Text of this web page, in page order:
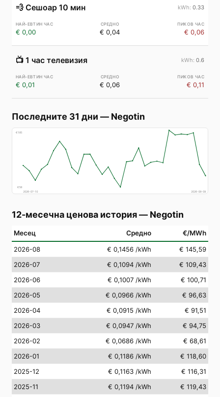
💨 Сешоар 10 мин 0.33
€ 0,00 € 0,04 € 0,06
📺 1 час телевизия 0.6
€ 0,01 € 0,06 € 0,11
Последните 31 дни — Negotin
€185
€58
2026-07-10
2026-08-09
12-месечна ценова история— Negotin
Месец Средно €/MWh
2026-08 € 0,1456 /kWh
€ 145,59
2026-07
€ 0,1094 /kWh
€ 109,43
2026-06
€ 0,1007 /kWh
€ 100,71
2026-05
€ 0,0966 /kWh
€ 96,63
2026-04
€ 0,0915 /kWh
€ 91,51
2026-03
€ 0,0947 /kWh
€ 94,75
2026-02
€ 0,0686 /kWh
€ 68,61
2026-01
€ 0,1186 /kWh
€ 118,60
2025-12
€ 0,1163 /kWh
€ 116,31
2025-11
€ 0,1194 /kWh
€ 119,43